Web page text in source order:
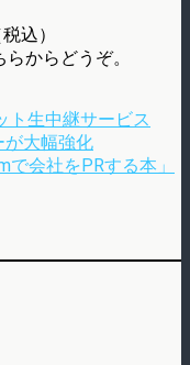
込）
からどうぞ。
ト生中継サービス
が大幅強化
会社をPRする本」